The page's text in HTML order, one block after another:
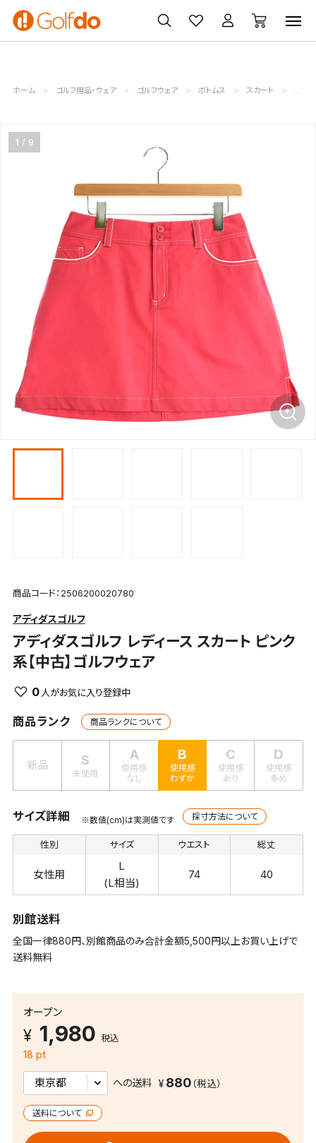
ゴルフ
クラブ
ゴルフ用品
買取
無料査定
クーポン
一覧
ホーム ゴルフ用品・ウェア ゴルフウェア ボトムス スカート レデ
1 9
商品コード：2506200020780
アディダスゴルフ
アディダスゴルフ レディース スカート ピンク
系【中古】ゴルフウェア
0
商品ランク 商品ランクについて
新品 S
未使用
A
使用感
なし
B
使用感
わずか
C
使用感
あり
D
使用感
多め
サイズ詳細 ※数値(cm)は実測値です 採寸方法について
性別
女性用
サイズ
L
(L相当)
ウエスト
74
総丈
40
別館送料
全国一律880円、別館商品のみ合計金額5,500円以上お買い上げで
送料無料
オープン
1,980 税込
18 pt
への送料 880
送料について